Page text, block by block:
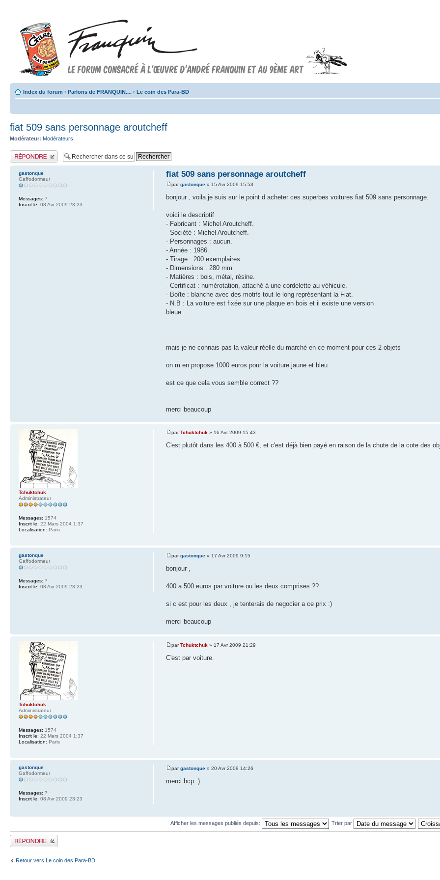
Index du forum ‹ Parlons de FRANQUIN.... ‹ Le coin des Para-BD
fiat 509 sans personnage aroutcheff
Modérateur: Modérateurs
Publier une réponse
fiat 509 sans personnage aroutcheff
pargastonque » 15 Avr 2009 15:53
bonjour , voila je suis sur le point d acheter ces superbes voitures fiat 509 sans personnage.
voici le descriptif
- Fabricant : Michel Aroutcheff.
- Société : Michel Aroutcheff.
- Personnages : aucun.
- Année : 1986.
- Tirage : 200 exemplaires.
- Dimensions : 280 mm
- Matières : bois, métal, résine.
- Certificat : numérotation, attaché à une cordelette au véhicule.
- Boîte : blanche avec des motifs tout le long représentant la Fiat.
- N.B : La voiture est fixée sur une plaque en bois et il existe une version
bleue.
mais je ne connais pas la valeur réelle du marché en ce moment pour ces 2 objets
on m en propose 1000 euros pour la voiture jaune et bleu .
est ce que cela vous semble correct ??
merci beaucoup
gastonque
Gaffodormeur
Messages: 7
Inscrit le: 08 Avr 2009 23:23
parTchuktchuk » 16 Avr 2009 15:43
C'est plutôt dans les 400 à 500 €, et c'est déjà bien payé en raison de la chute de la cote des
Tchuktchuk
Administrateur
Messages: 1574
Inscrit le: 22 Mars 2004 1:37
Localisation: Paris
pargastonque » 17 Avr 2009 9:15
bonjour ,
400 a 500 euros par voiture ou les deux comprises ??
si c est pour les deux , je tenterais de negocier a ce prix :)
merci beaucoup
gastonque
Gaffodormeur
Messages: 7
Inscrit le: 08 Avr 2009 23:23
parTchuktchuk » 17 Avr 2009 21:29
C'est par voiture.
Tchuktchuk
Administrateur
Messages: 1574
Inscrit le: 22 Mars 2004 1:37
Localisation: Paris
pargastonque » 20 Avr 2009 14:26
merci bcp :)
gastonque
Gaffodormeur
Messages: 7
Inscrit le: 08 Avr 2009 23:23
Afficher les messages publiés depuis: Trier par
Publier une réponse
Retour vers Le coin des Para-BD